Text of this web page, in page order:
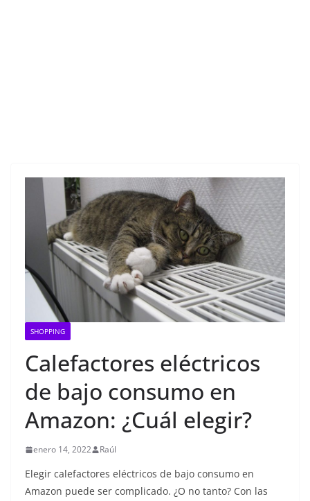
SHOPPING
Calefactores eléctricos
de bajo consumo en
Amazon: ¿Cuál elegir?
enero 14, 2022 Raúl
Elegir calefactores eléctricos de bajo consumo en
Amazon puede ser complicado. ¿O no tanto? Con las